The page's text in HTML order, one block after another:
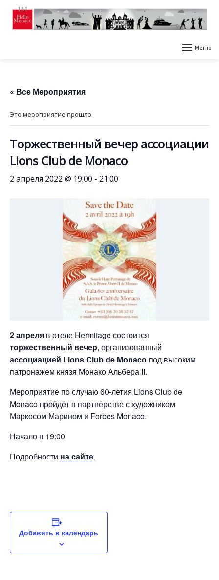
Меню
« Все Мероприятия
Это мероприятие прошло.
Торжественный вечер ассоциации
Lions Club de Monaco
2 апреля 2022 @ 19:00 - 21:00
2 апреля в отеле Hermitage состоится
торжественный вечер, организованный
ассоциацией Lions Club de Monaco под высоким
патронажем князя Монако Альбера II.
Мероприятие по случаю 60-летия Lions Club de
Monaco пройдёт в партнёрстве с художником
Маркосом Марином и Forbes Monaco.
Начало в 19:00.
Подробности на сайте.
Добавить в календарь